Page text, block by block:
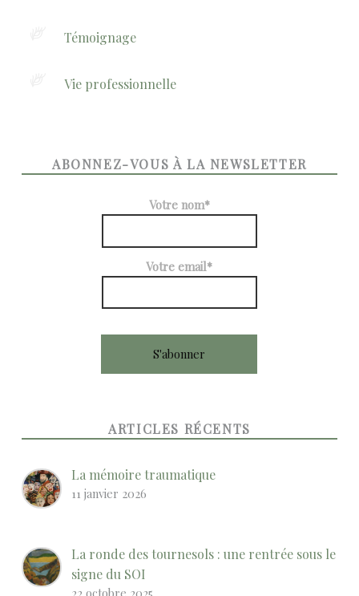
Témoignage
Vie professionnelle
ABONNEZ-VOUS À LA NEWSLETTER
Votre nom*
Votre email*
ARTICLES RÉCENTS
La mémoire traumatique
11 janvier 2026
La ronde des tournesols : une rentrée sous le
signe du SOI
22 octobre 2025